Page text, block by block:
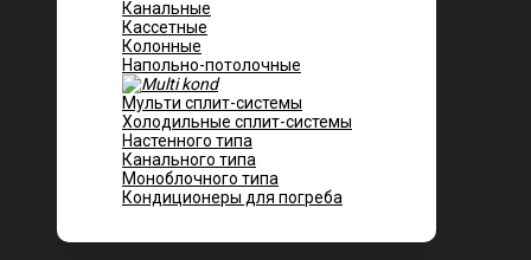
Канальные
Кассетные
Колонные
Напольно-потолочные
Мульти сплит-системы
Холодильные сплит-системы
Настенного типа
Канального типа
Моноблочного типа
Кондиционеры для погреба